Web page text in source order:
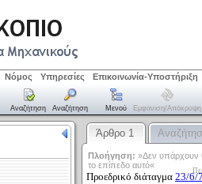
Νόμος Υπηρεσίες Επικοινωνία-Υποστήριξη
Αναζήτηση Αναζήτηση Μενού Εμφάνιση/απόκρυψη
Άρθρο 1